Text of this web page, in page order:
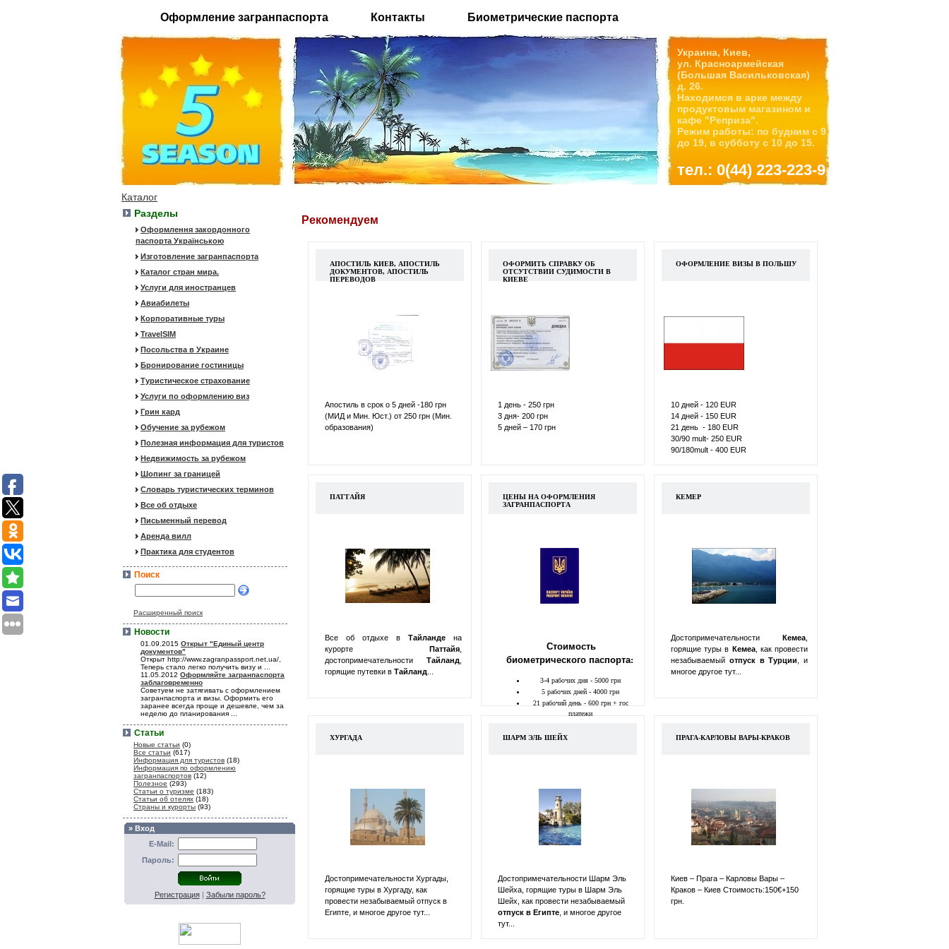
Оформление загранпаспорта Контакты Биометрические паспорта
Украина, Киев,
ул. Красноармейская
(Большая Васильковская)
д. 26.
Находимся в арке между
продуктовым магазином и
кафе "Реприза".
Режим работы: по будним с 9
до 19, в субботу с 10 до 15.
тел.: 0(44) 223-223-9
Каталог
Разделы
Оформлення закордонного
паспорта Українською
Изготовление загранпаспорта
Каталог стран мира.
Услуги для иностранцев
Авиабилеты
Корпоративные туры
TravelSIM
Посольства в Украине
Бронирование гостиницы
Туристическое страхование
Услуги по оформлению виз
Грин кард
Обучение за рубежом
Полезная информация для туристов
Недвижимость за рубежом
Шопинг за границей
Словарь туристических терминов
Все об отдыхе
Письменный перевод
Аренда вилл
Практика для студентов
Поиск
Расширенный поиск
Новости
01.09.2015 Открыт "Единый центр
документов"
Открыт http://www.zagranpassport.net.ua/,
Теперь стало легко получить визу и ...
11.05.2012 Оформляйте загранпаспорта
заблаговременно
Советуем не затягивать с оформлением
загранпаспорта и визы. Оформить его
заранее всегда проще и дешевле, чем за
неделю до планирования ...
Статьи
Новые статьи (0)
Все статьи (617)
Информация для туристов (18)
Информация по оформлению
загранпаспортов (12)
Полезное (293)
Статьи о туризме (183)
Статьи об отелях (18)
Страны и курорты (93)
» Вход
E-Mail:
Пароль:
Регистрация| Забыли пароль?
Рекомендуем
АПОСТИЛЬ КИЕВ, АПОСТИЛЬ
ДОКУМЕНТОВ, АПОСТИЛЬ
ПЕРЕВОДОВ
Апостиль в срок о 5 дней -180 грн
(МИД и Мин. Юст.) от 250 грн (Мин.
образования)
ОФОРМИТЬ СПРАВКУ ОБ
ОТСУТСТВИИ СУДИМОСТИ В
КИЕВЕ
1 день - 250 грн
3 дня- 200 грн
5 дней – 170 грн
ОФОРМЛЕНИЕ ВИЗЫ В ПОЛЬШУ
10 дней - 120 ЕUR
14 дней - 150 ЕUR
21 день - 180 ЕUR
30/90 mult- 250 ЕUR
90/180mult - 400 ЕUR
ПАТТАЙЯ
Все об отдыхе в Тайланде на
курорте Паттайя
достопримечательности Тайланд
горящие путевки в Тайланд
ЦЕНЫ НА ОФОРМЛЕНИЯ
ЗАГРАНПАСПОРТА
Стоимость
биометрического паспорта:
3-4 рабочих дня - 5000 грн
5 рабочих дней - 4000 грн
21 рабочий день - 600 грн + гос
платежи
КЕМЕР
Достопримечательности Кемеа
горящие туры в Кемеа, как провести
незабываемый отпуск в Турции
, и
многое другое тут...
ХУРГАДА
Достопримечательности Хургады,
горящие туры в Хургаду, как
провести незабываемый отпуск в
Египте, и многое другое тут...
ШАРМ ЭЛЬ ШЕЙХ
Достопримечательности Шарм Эль
Шейха, горящие туры в Шарм Эль
Шейх, как провести незабываемый
отпуск в Египте , и многое другое
тут...
ПРАГА-КАРЛОВЫ ВАРЫ-КРАКОВ
Киев – Прага – Карловы Вары –
Краков – Киев Стоимость:150€+150
грн.